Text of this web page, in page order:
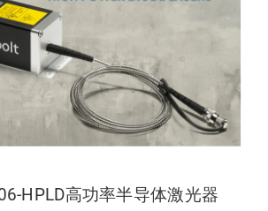
HPLD高功率半导体激光器